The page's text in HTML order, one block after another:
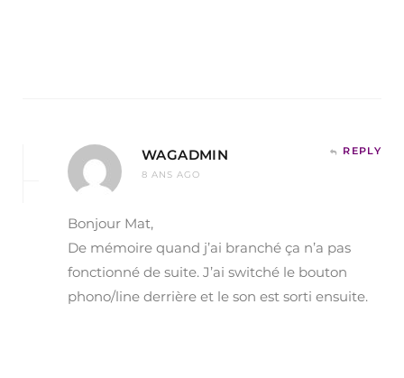
WAGADMIN
8 ANS AGO
REPLY
Bonjour Mat,
De mémoire quand j’ai branché ça n’a pas
fonctionné de suite. J’ai switché le bouton
phono/line derrière et le son est sorti ensuite.